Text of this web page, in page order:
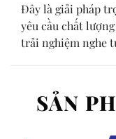
Đây là giải pháp
yêu cầu chất
trải nghiệm nghe
SẢN